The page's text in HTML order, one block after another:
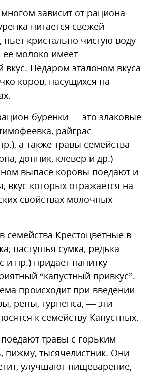
зависит от рациона
питается свежей
пьет кристально чистую воду
ее молоко имеет
вкус. Недаром эталоном вкуса
коров, пасущихся на
буренки — это злаковые
райграс
а также травы семейства
донник, клевер и др.)
выпасе коровы поедают и
вкус которых отражается на
свойствах молочных
семейства Крестоцветные в
пастушья сумка, редька
и пр.) придает напитку
“капустный привкус”.
происходит при введении
репы, турнепса, — эти
к семейству Капустных.
травы с горьким
пижму, тысячелистник. Они
улучшают пищеварение,